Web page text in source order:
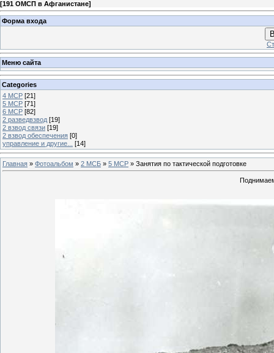
[191 ОМСП в Афганистане]
Форма входа
Меню сайта
Categories
4 МСР [21]
5 МСР [71]
6 МСР [82]
2 разведвзвод [19]
2 взвод связи [19]
2 взвод обеспечения [0]
управление и другие...
[14]
Главная » Фотоальбом » 2 МСБ » 5 МСР » Занятия по тактической подготовке